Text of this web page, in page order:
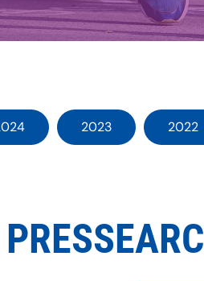
2023 2022